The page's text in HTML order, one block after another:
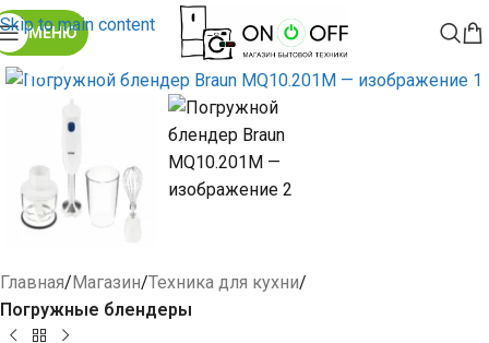
Skip to main content
МЕНЮ
Click to enlarge
Главная Магазин Техника для кухни
Погружные блендеры